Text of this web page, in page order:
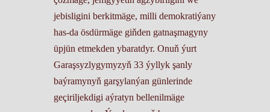
jebisligini berkitmäge, milli demokratiýany
has-da ösdürmäge giňden gatnaşmagyny
üpjün etmekden ybaratdyr. Onuň ýurt
Garaşsyzlygymyzyň 33 ýyllyk şanly
baýramynyň garşylanýan günlerinde
geçiriljekdigi aýratyn bellenilmäge